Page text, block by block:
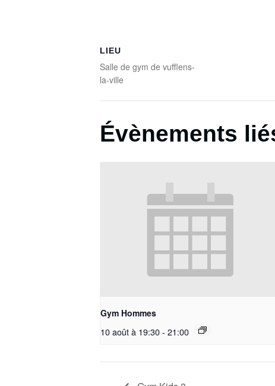
LIEU
Salle de gym de vufflens-
la-ville
Évènements
Gym Hommes
10 août à 19:30- 21:00